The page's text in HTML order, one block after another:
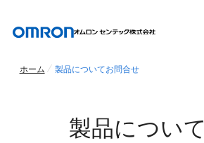
ホーム 製品についてお問合せ
製品について